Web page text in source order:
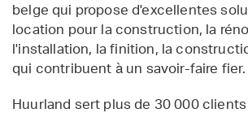
belge qui propose d'excellentes
location pour la construction, la
l'installation, la finition, la
qui contribuent à un savoir-faire fier.
Huurland sert plus de 30 000